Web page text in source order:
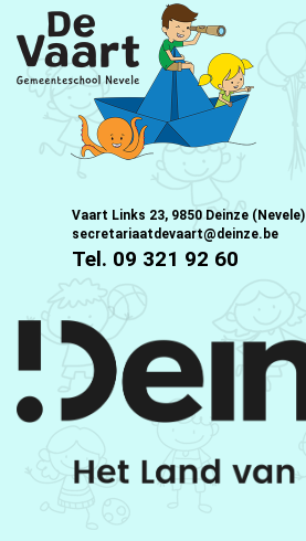
Vaart Links 23, 9850 Deinze (Nevele)
secretariaatdevaart@deinze.be
Tel. 09 321 92 60